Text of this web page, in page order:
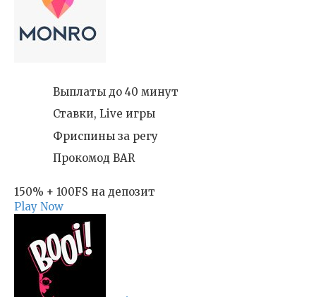
Выплаты до 40 минут
Ставки, Live игры
Фриспины за регу
Прокомод BAR
150% + 100FS на депозит
Play Now